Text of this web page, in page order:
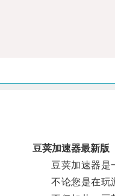
豆荚加速器最新版
豆荚加速器是一
不论您是在玩游